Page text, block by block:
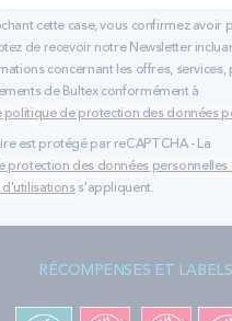
cette case, vous confirmez avoir
de recevoir notre Newsletter
concernant les offres, services,
de Bultex conformément à
politique de protection des données
est protégé par reCAPTCHA - La
protection des données personnelles
s'appliquent.
RÉCOMPENSES ET LABELS